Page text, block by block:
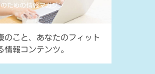
のこと、あなたのフィット
報コンテンツ。